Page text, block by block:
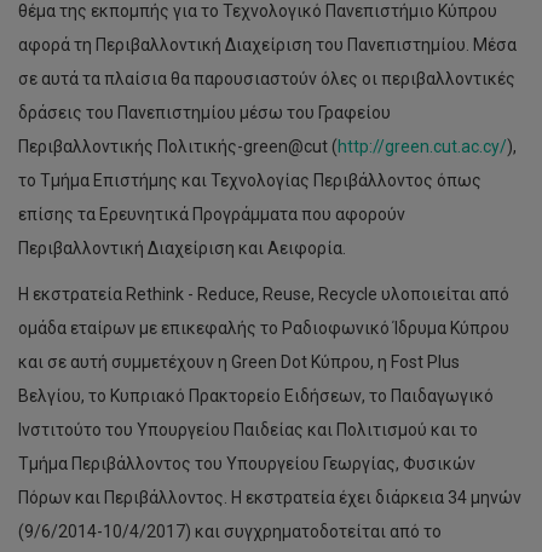
θέμα της εκπομπής για το Τεχνολογικό Πανεπιστήμιο Κύπρου
αφορά τη Περιβαλλοντική Διαχείριση του Πανεπιστημίου. Μέσα
σε αυτά τα πλαίσια θα παρουσιαστούν όλες οι περιβαλλοντικές
δράσεις του Πανεπιστημίου μέσω του Γραφείου
Περιβαλλοντικής Πολιτικής-green@cut (http://green.cut.ac.cy/),
το Τμήμα Επιστήμης και Τεχνολογίας Περιβάλλοντος όπως
επίσης τα Ερευνητικά Προγράμματα που αφορούν
Περιβαλλοντική Διαχείριση και Αειφορία.
Η εκστρατεία Rethink - Reduce, Reuse, Recycle υλοποιείται από
ομάδα εταίρων με επικεφαλής το Ραδιοφωνικό Ίδρυμα Κύπρου
και σε αυτή συμμετέχουν η Green Dot Κύπρου, η Fost Plus
Βελγίου, το Κυπριακό Πρακτορείο Ειδήσεων, το Παιδαγωγικό
Ινστιτούτο του Υπουργείου Παιδείας και Πολιτισμού και το
Τμήμα Περιβάλλοντος του Υπουργείου Γεωργίας, Φυσικών
Πόρων και Περιβάλλοντος. Η εκστρατεία έχει διάρκεια 34 μηνών
(9/6/2014-10/4/2017) και συγχρηματοδοτείται από το